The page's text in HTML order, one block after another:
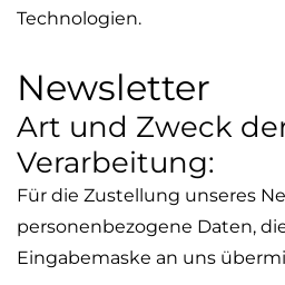
Technologien.
Newsletter
Art und Zweck
Verarbeitung:
Für die Zustellung unseres
personenbezogene Daten,
Eingabemaske an uns